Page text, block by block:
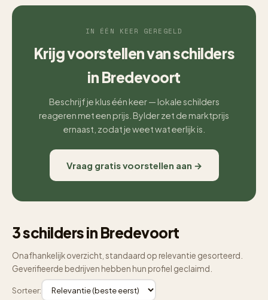
IN ÉÉN KEER GEREGELD
Krijg voorstellen van schilders
in Bredevoort
Beschrijf je klus één keer — lokale schilders
reageren met een prijs. Bylder zet de marktprijs
ernaast, zodat je weet wat eerlijk is.
Vraag gratis voorstellen aan →
3 schilders in Bredevoort
Onafhankelijk overzicht, standaard op relevantie gesorteerd.
Geverifieerde bedrijven hebben hun profiel geclaimd.
Sorteer: